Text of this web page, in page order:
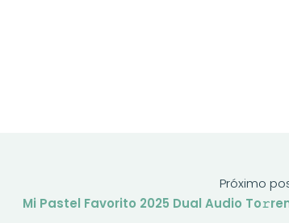
Próximo
Mi Pastel Favorito 2025 Dual Audio